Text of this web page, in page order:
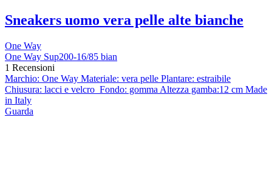
Sneakers uomo vera pelle alte bianche
One Way
One Way Sup200-16/85 bian
1 Recensioni
Marchio: One Way Materiale: vera pelle Plantare: estraibile
Chiusura: lacci e velcro Fondo: gomma Altezza gamba:12 cm Made
in Italy
Guarda